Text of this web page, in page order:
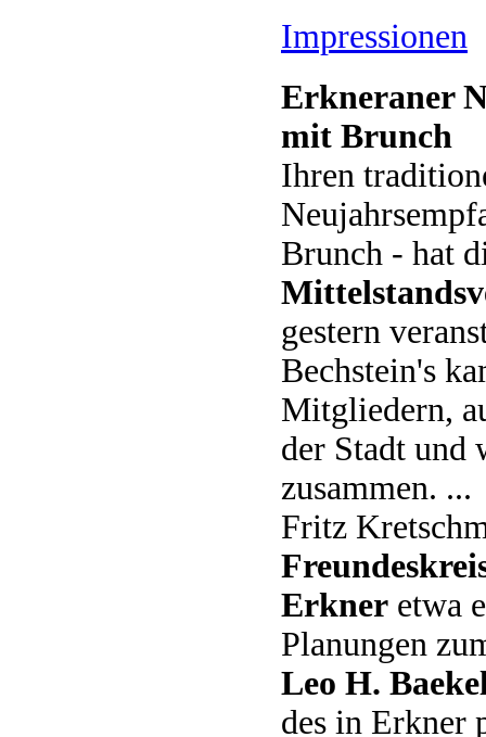
Impressionen
Erkneraner
mit Brunch
Ihren
Brunch - hat
gestern
Bech­stein's
Mitgliedern,
der Stadt und
zusammen. ...
Fritz
Erkner etwa
Planungen
Leo H.
des in Erkner